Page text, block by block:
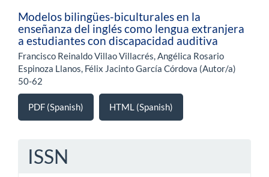
Modelos bilingües-biculturales en la
enseñanza del inglés como lengua extranjera
a estudiantes con discapacidad auditiva
Francisco Reinaldo Villao Villacrés, Angélica Rosario
Espinoza Llanos, Félix Jacinto García Córdova (Autor/a)
50-62
PDF (Spanish) HTML (Spanish)
ISSN